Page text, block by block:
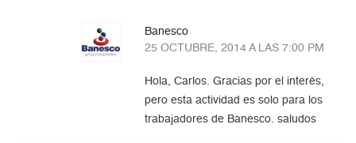
Banesco
25 OCTUBRE, 2014 A LAS 7:00 PM
Hola, Carlos. Gracias por el interés,
pero esta actividad es solo para los
trabajadores de Banesco. saludos